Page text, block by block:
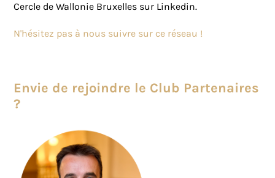
Cercle de Wallonie Bruxelles sur Linkedin.
N'hésitez pas à nous suivre sur ce réseau !
Envie de rejoindre le Club Partenaires
?